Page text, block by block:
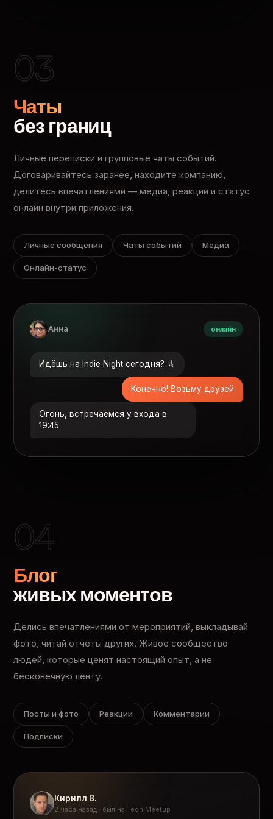
03
Чаты
без границ
Личные переписки и групповые чаты событий.
Договаривайтесь заранее, находите компанию,
делитесь впечатлениями — медиа, реакции и статус
онлайн внутри приложения.
Личные сообщения Чаты событий Медиа
Онлайн-статус
Анна онлайн
Идёшь на Indie Night сегодня? 🎸
Конечно! Возьму друзей
Огонь, встречаемся у входа в
19:45
04
Блог
живых моментов
Делись впечатлениями от мероприятий, выкладывай
фото, читай отчёты других. Живое сообщество
людей, которые ценят настоящий опыт, а не
бесконечную ленту.
Посты и фото Реакции Комментарии
Подписки
Кирилл В.
2 часа назад · был на Tech Meetup